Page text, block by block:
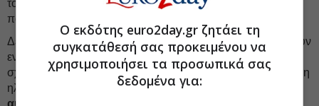
τον φάκελο; Γιατί όχι όπως έγινε στην προηγούμενη φάση
που παρενεβλήθη αντιεισαγγελέας του Αρείου Πάγου.
Δεν θα αναφερθώ στα πραγματολογικά σφάλματα που έχουν
εντοπιστεί, σε σχέση με τη λειτουργία του διαδικτύου και σε
σχέση με τον τρόπο με τον οποίο αποθηκεύεται στο αρχείο η
ηλεκτρονική αλληλογραφία. Αλλά με έχουν εντυπωσιάσει οι
αυθαίρετες λογικές συνεπαγωγές
Ο εκδότης euro2day.gr ζητάει τη
συγκατάθεσή σας προκειμένου να
χρησιμοποιήσει τα προσωπικά σας
δεδομένα για: